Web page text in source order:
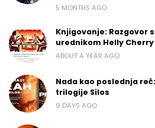
5 MONTHS AGO
Knjigovanje: Razgovor
urednikom Helly
ABOUT A YEAR AGO
Nada kao poslednja
trilogije Silos
9 DAYS AGO